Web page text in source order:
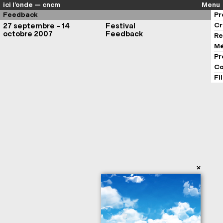
ici l’onde — cncm
Menu
Feedback
27 septembre – 14
octobre 2007
Festival
Feedback